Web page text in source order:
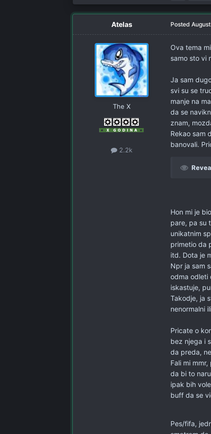
Atelas
The X
2.2k
Posted
Ova tema
samo sto vi
Ja sam
svi su se
manje na
da se
znam,
Rekao sam
banovali.
Hon mi je
pare, pa su
unikatnim
primetio da
itd. Dota je
Npr ja sam
odma odleti
iskastuje,
Takodje, ja
nenormalni
Pricate o
bez njega i
da preda,
Fali mi
da bi to
ipak bih
buff da se
Pes/fifa,